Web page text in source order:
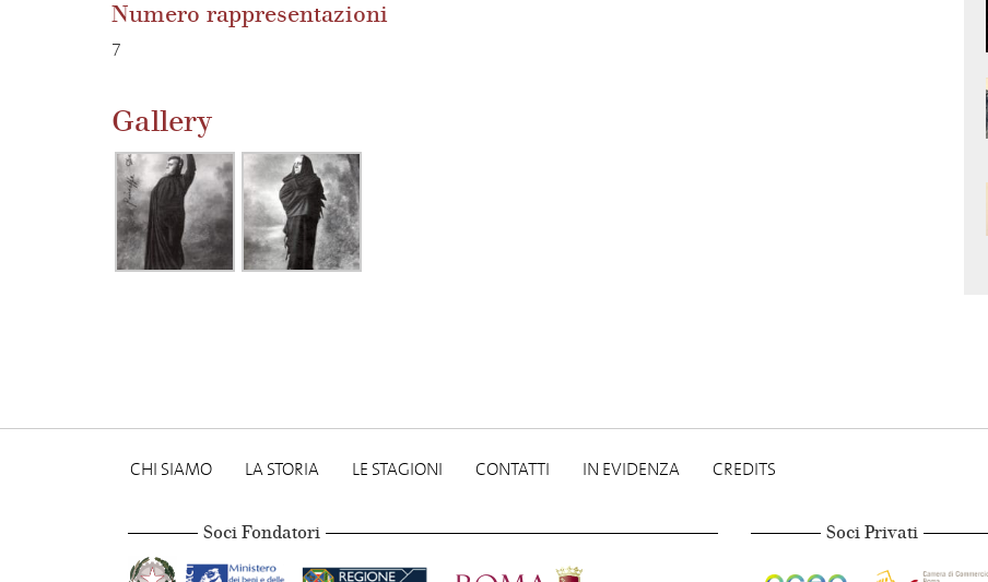
Numero rappresentazioni
7
Gallery
CHI SIAMO LA STORIA LE STAGIONI CONTATTI IN EVIDENZA CREDITS
Soci Fondatori Soci Privati